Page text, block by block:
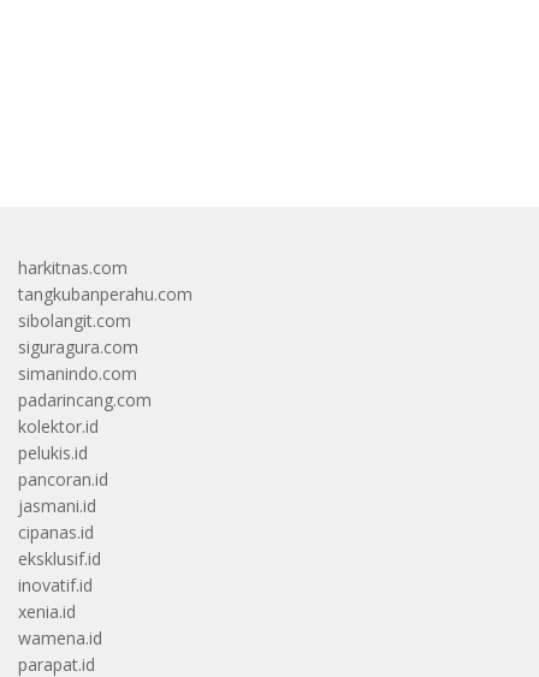
harkitnas.com
tangkubanperahu.com
sibolangit.com
siguragura.com
simanindo.com
padarincang.com
kolektor.id
pelukis.id
pancoran.id
jasmani.id
cipanas.id
eksklusif.id
inovatif.id
xenia.id
wamena.id
parapat.id